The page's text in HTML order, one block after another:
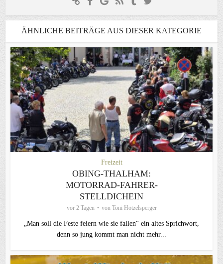
ÄHNLICHE BEITRÄGE AUS DIESER KATEGORIE
Freizeit
OBING-THALHAM:
MOTORRAD-FAHRER-
STELLDICHEIN
vor 2 Tagen von Toni Hötzelsperger
„Man soll die Feste feiern wie sie fallen“ ein altes Sprichwort,
denn so jung kommt man nicht mehr...